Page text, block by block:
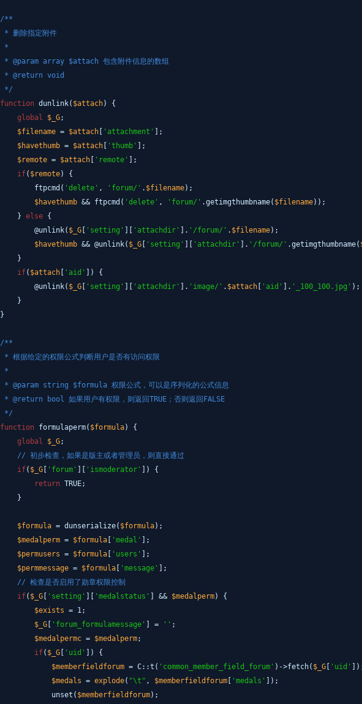
/**
* 删除指定附件
*
* @param array $attach 包含附件信息的数组
* @return void
*/
function dunlink( $attach) {
global
$_G;
$filename = $attach 'attachment'
];
$havethumb = $attach 'thumb'
];
$remote = $attach 'remote'
];
if( $remote) {
ftpcmd( 'delete' , 'forum/' . $filename);
$havethumb && ftpcmd( 'delete' , 'forum/' .getimgthumbname( $filename));
} else {
@unlink( $_G 'setting' 'attachdir' ]. '/forum/' . $filename);
$havethumb && @unlink( $_G 'setting' 'attachdir' ]. '/forum/' .getimgthumbname(
}
if( $attach 'aid'
]) {
@unlink( $_G 'setting' 'attachdir' ]. 'image/' . $attach 'aid' ]. '_100_100.jpg' );
}
}
/**
* 根据给定的权限公式判断用户是否有访问权限
*
* @param string $formula 权限公式，可以是序列化的公式信息
* @return bool 如果用户有权限，则返回TRUE；否则返回FALSE
*/
function formulaperm( $formula) {
global
$_G;
// 初步检查，如果是版主或者管理员，则直接通过
if( $_G 'forum' 'ismoderator'
]) {
return TRUE;
}
$formula = dunserialize( $formula);
$medalperm = $formula 'medal'
];
$permusers = $formula 'users'
];
$permmessage = $formula 'message'
];
// 检查是否启用了勋章权限控制
if( $_G 'setting' 'medalstatus' ] && $medalperm) {
$exists = 1;
$_G
'forum_formulamessage' ] = '' ;
$medalpermc = $medalperm;
if( $_G 'uid'
]) {
$memberfieldforum = C::t( 'common_member_field_forum' )->fetch( $_G 'uid'
$medals = explode( "\t" , $memberfieldforum 'medals'
]);
unset( $memberfieldforum);